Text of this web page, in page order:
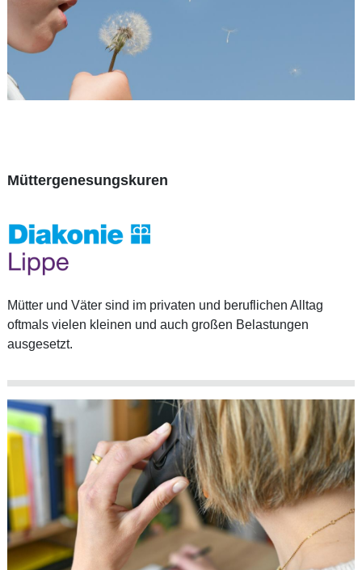
Müttergenesungskuren
Mütter und Väter sind im privaten und beruflichen Alltag
oftmals vielen kleinen und auch großen Belastungen
ausgesetzt.